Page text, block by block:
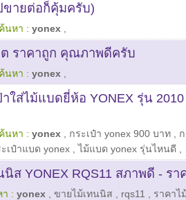
ขายต่อก็คุ้มครับ)
ค้นหา : yonex
ราคาถูก คุณภาพดีครับ
ค้นหา : yonex
ใส่ไม้แบดยี่ห้อ YONEX รุ่น
ค้นหา : yonex กระเป๋า yonex 900 บาท
เป๋าแบด yonex ,ไม้แบด yonex รุ่นไหนดี
นิส YONEX RQS11 สภาพดี - รา
: yonex ขายไม้เทนนิส rqs11
ราคาไ